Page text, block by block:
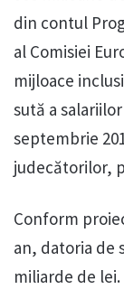
din contul
al Comisiei
mijloace
sută a
septembrie
judecătorilor,
Conform
an, datoria de
miliarde de